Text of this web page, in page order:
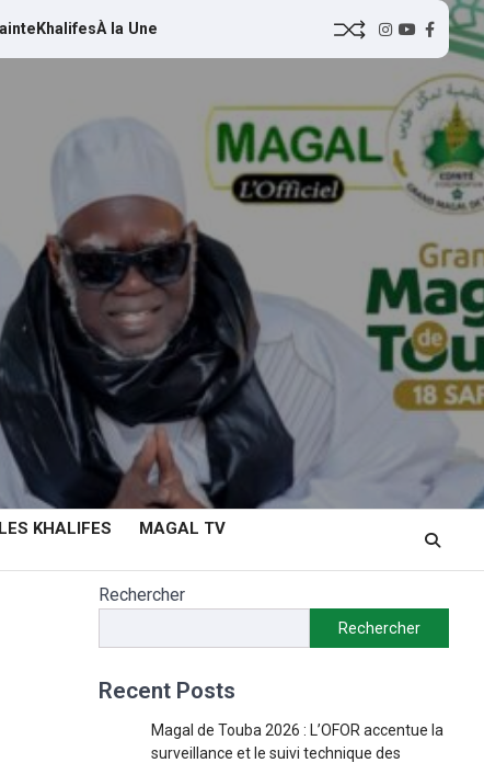
KhalifesÀ la Une
LES KHALIFES
MAGAL TV
Rechercher
Rechercher
Recent Posts
Magal de Touba 2026 : L’OFOR accentue la
surveillance et le suivi technique des